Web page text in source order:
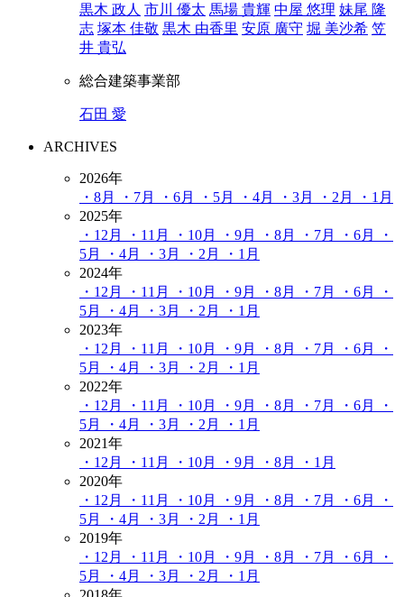
黒木 政人 市川 優太 馬場 貴輝 中屋 悠理 妹尾 隆
志 塚本 佳敬 黒木 由香里 安原 廣守 堀 美沙希 笠
井 貴弘
総合建築事業部
石田 愛
ARCHIVES
2026年
・8月
・7月 ・6月 ・5月 ・4月 ・3月 ・2月
・1月
2025年
・12月
・11月 ・10月 ・9月 ・8月 ・7月 ・6月
・
5月
・4月 ・3月 ・2月
・1月
2024年
・12月
・11月 ・10月 ・9月 ・8月 ・7月 ・6月
・
5月
・4月 ・3月 ・2月
・1月
2023年
・12月
・11月 ・10月 ・9月 ・8月 ・7月 ・6月
・
5月
・4月 ・3月 ・2月
・1月
2022年
・12月
・11月 ・10月 ・9月 ・8月 ・7月 ・6月
・
5月
・4月 ・3月 ・2月
・1月
2021年
・12月
・11月 ・10月 ・9月 ・8月
・1月
2020年
・12月
・11月 ・10月 ・9月 ・8月 ・7月 ・6月
・
5月
・4月 ・3月 ・2月
・1月
2019年
・12月
・11月 ・10月 ・9月 ・8月 ・7月 ・6月
・
5月
・4月 ・3月 ・2月
・1月